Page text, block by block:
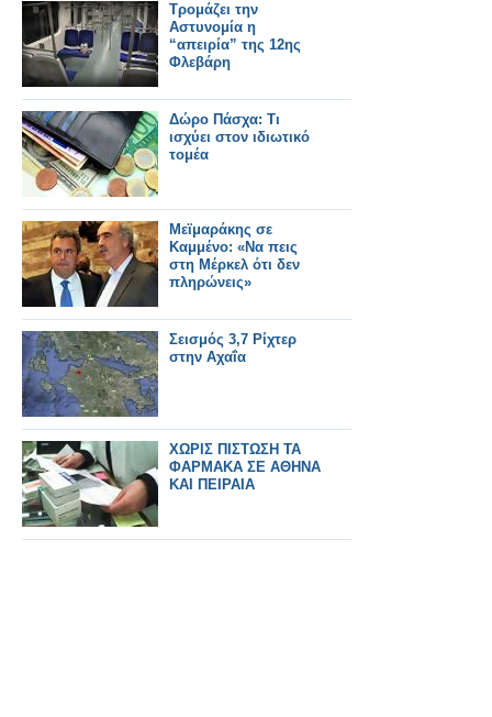
Τρομάζει την
Αστυνομία η
“απειρία” της 12ης
Φλεβάρη
Δώρο Πάσχα: Τι
ισχύει στον ιδιωτικό
τομέα
Μεϊμαράκης σε
Καμμένο: «Να πεις
στη Μέρκελ ότι δεν
πληρώνεις»
Σεισμός 3,7 Ρίχτερ
στην Αχαΐα
ΧΩΡΙΣ ΠΙΣΤΩΣΗ ΤΑ
ΦΑΡΜΑΚΑ ΣΕ ΑΘΗΝΑ
ΚΑΙ ΠΕΙΡΑΙΑ